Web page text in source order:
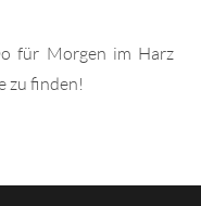
für Morgen im Harz
zu finden!